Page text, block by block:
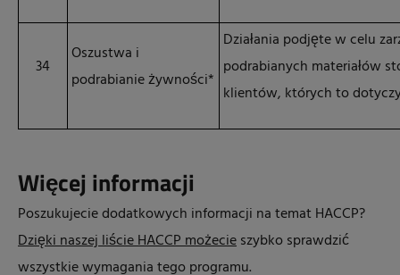
34
Oszustwa i
podrabianie żywności*
Działania podjęte w celu
podrabianych materiałów
klientów, których to
Więcej informacji
Poszukujecie dodatkowych informacji na temat HACCP?
Dzięki naszej liście HACCP możecieszybko sprawdzić
wszystkie wymagania tego programu.